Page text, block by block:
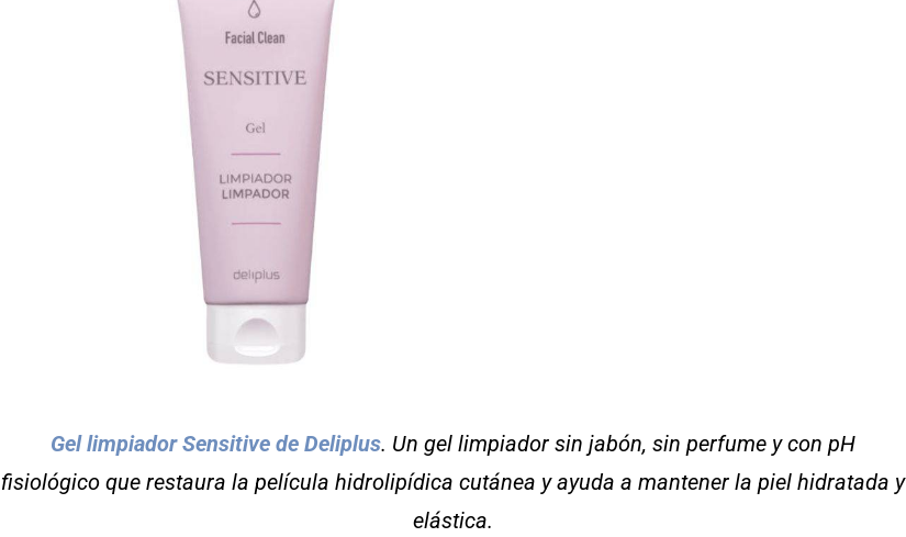
Gel limpiador Sensitive de Deliplus. Un gel limpiador sin jabón, sin perfume y con pH
fisiológico que restaura la película hidrolipídica cutánea y ayuda a mantener la piel hidratada y
elástica.